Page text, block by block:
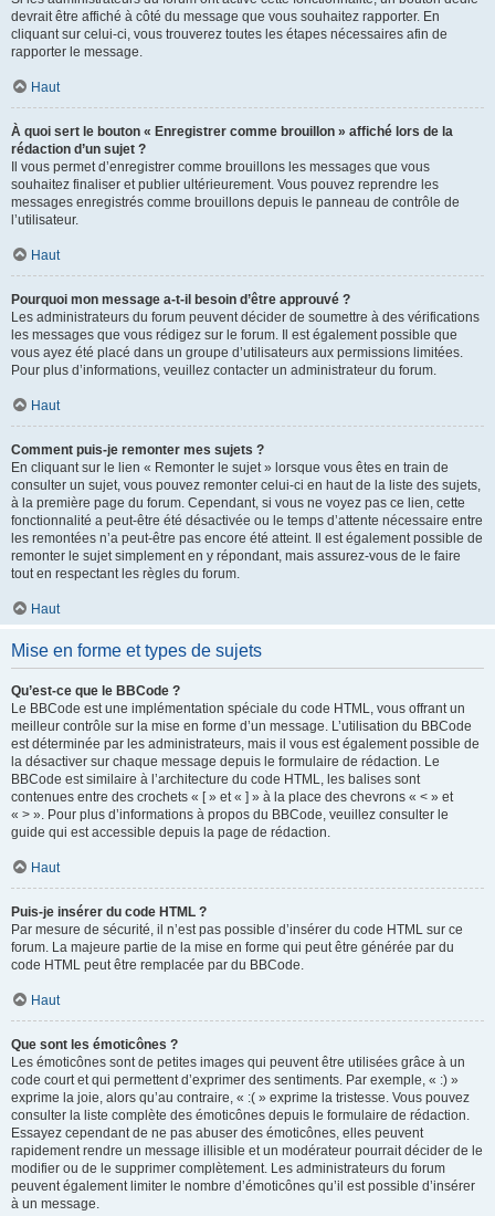
devrait être affiché à côté du message que vous souhaitez rapporter. En
cliquant sur celui-ci, vous trouverez toutes les étapes nécessaires afin de
rapporter le message.
Haut
À quoi sert le bouton « Enregistrer comme brouillon » affiché lors de la
rédaction d’un sujet ?
Il vous permet d’enregistrer comme brouillons les messages que vous
souhaitez finaliser et publier ultérieurement. Vous pouvez reprendre les
messages enregistrés comme brouillons depuis le panneau de contrôle de
l’utilisateur.
Haut
Pourquoi mon message a-t-il besoin d’être approuvé ?
Les administrateurs du forum peuvent décider de soumettre à des vérifications
les messages que vous rédigez sur le forum. Il est également possible que
vous ayez été placé dans un groupe d’utilisateurs aux permissions limitées.
Pour plus d’informations, veuillez contacter un administrateur du forum.
Haut
Comment puis-je remonter mes sujets ?
En cliquant sur le lien « Remonter le sujet » lorsque vous êtes en train de
consulter un sujet, vous pouvez remonter celui-ci en haut de la liste des sujets,
à la première page du forum. Cependant, si vous ne voyez pas ce lien, cette
fonctionnalité a peut-être été désactivée ou le temps d’attente nécessaire entre
les remontées n’a peut-être pas encore été atteint. Il est également possible de
remonter le sujet simplement en y répondant, mais assurez-vous de le faire
tout en respectant les règles du forum.
Haut
Mise en forme et types de sujets
Qu’est-ce que le BBCode ?
Le BBCode est une implémentation spéciale du code HTML, vous offrant un
meilleur contrôle sur la mise en forme d’un message. L’utilisation du BBCode
est déterminée par les administrateurs, mais il vous est également possible de
la désactiver sur chaque message depuis le formulaire de rédaction. Le
BBCode est similaire à l’architecture du code HTML, les balises sont
contenues entre des crochets « [ » et « ] » à la place des chevrons « < » et
« > ». Pour plus d’informations à propos du BBCode, veuillez consulter le
guide qui est accessible depuis la page de rédaction.
Haut
Puis-je insérer du code HTML ?
Par mesure de sécurité, il n’est pas possible d’insérer du code HTML sur ce
forum. La majeure partie de la mise en forme qui peut être générée par du
code HTML peut être remplacée par du BBCode.
Haut
Que sont les émoticônes ?
Les émoticônes sont de petites images qui peuvent être utilisées grâce à un
code court et qui permettent d’exprimer des sentiments. Par exemple, « :) »
exprime la joie, alors qu’au contraire, « :( » exprime la tristesse. Vous pouvez
consulter la liste complète des émoticônes depuis le formulaire de rédaction.
Essayez cependant de ne pas abuser des émoticônes, elles peuvent
rapidement rendre un message illisible et un modérateur pourrait décider de le
modifier ou de le supprimer complètement. Les administrateurs du forum
peuvent également limiter le nombre d’émoticônes qu’il est possible d’insérer
à un message.